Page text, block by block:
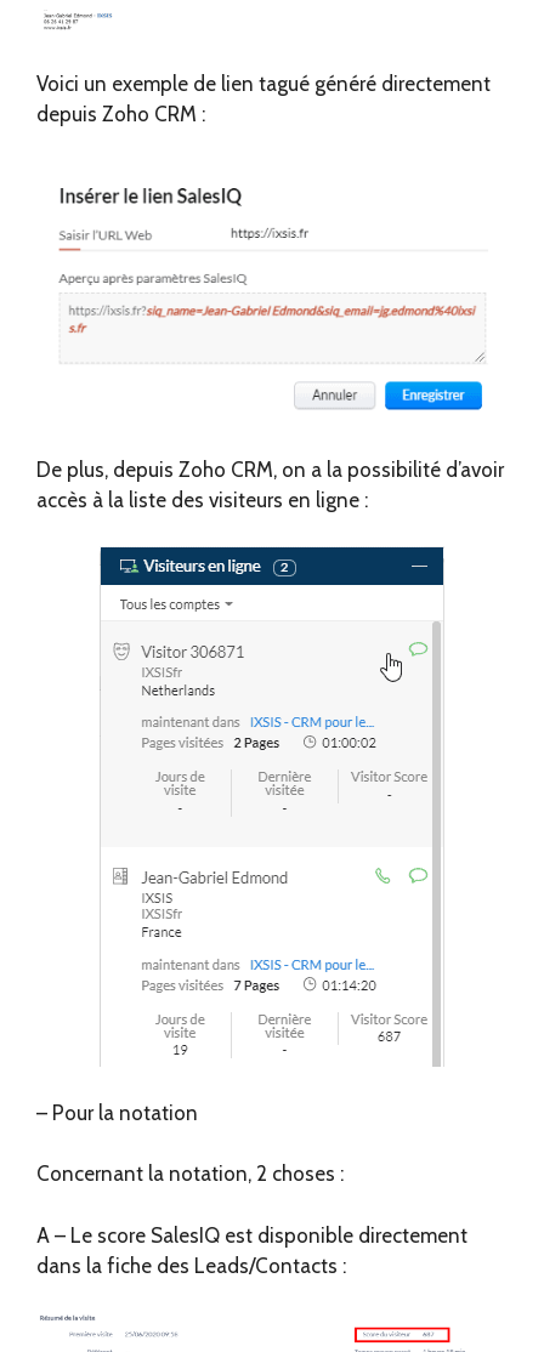
Voici un exemple de lien tagué généré directement
depuis Zoho CRM :
De plus, depuis Zoho CRM, on a la possibilité d’avoir
accès à la liste des visiteurs en ligne :
– Pour la notation
Concernant la notation, 2 choses :
A – Le score SalesIQ est disponible directement
dans la fiche des Leads/Contacts :